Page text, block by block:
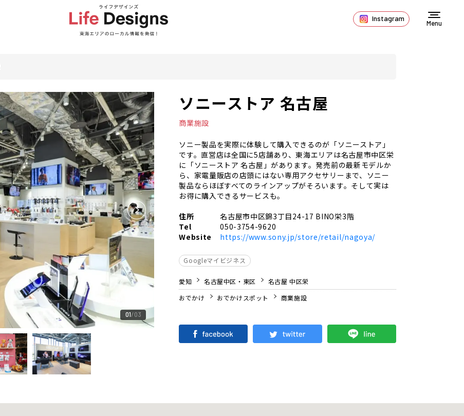
Instagram
Menu
01 03
ソニーストア 名古屋
商業施設
ソニー製品を実際に体験して購入できるのが「ソニーストア」
です。直営店は全国に5店舗あり、東海エリアは名古屋市中区栄
に「ソニーストア 名古屋」があります。発売前の最新モデルか
ら、家電量販店の店頭にはない専用アクセサリーまで、ソニー
製品ならほぼすべてのラインアップがそろいます。そして実は
お得に購入できるサービスも。
住所
名古屋市中区錦3丁目24-17 BINO栄3階
Tel
050-3754-9620
Website
https://www.sony.jp/store/retail/nagoya/
Googleマイビジネス
愛知 名古屋中区・東区
名古屋 中区栄
おでかけ
おでかけスポット 商業施設